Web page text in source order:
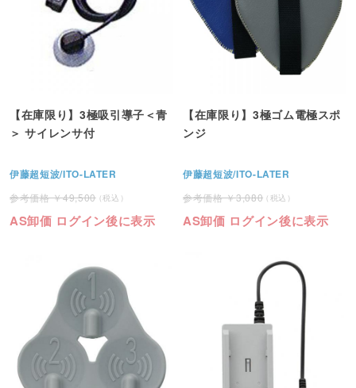
【在庫限り】3極吸引導子＜青
＞ サイレンサ付
伊藤超短波/ITO-LATER
49,500
AS卸価 ログイン後に表示
【在庫限り】3極ゴム電極スポ
ンジ
伊藤超短波/ITO-LATER
3,080
AS卸価 ログイン後に表示